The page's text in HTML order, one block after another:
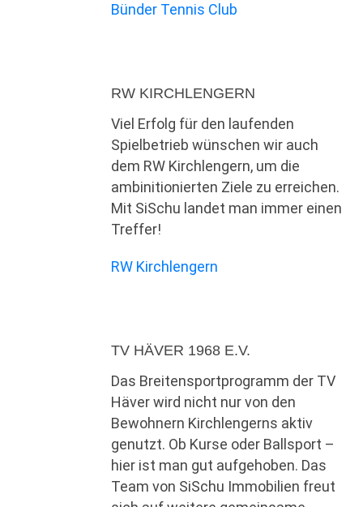
Bünder Tennis Club
RW KIRCHLENGERN
Viel Erfolg für den laufenden
Spielbetrieb wünschen wir auch
dem RW Kirchlengern, um die
ambinitionierten Ziele zu erreichen.
Mit SiSchu landet man immer einen
Treffer!
RW Kirchlengern
TV HÄVER 1968 E.V.
Das Breitensportprogramm der TV
Häver wird nicht nur von den
Bewohnern Kirchlengerns aktiv
genutzt. Ob Kurse oder Ballsport –
hier ist man gut aufgehoben. Das
Team von SiSchu Immobilien freut